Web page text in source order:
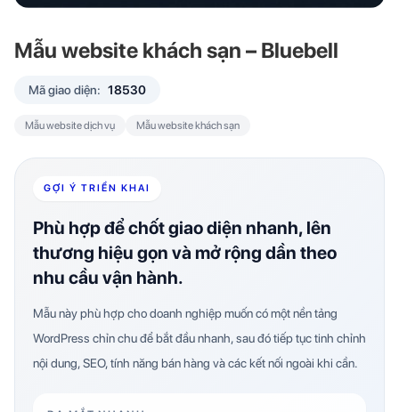
Mẫu website khách sạn – Bluebell
Mã giao diện: 18530
Mẫu website dịch vụ Mẫu website khách sạn
GỢI Ý TRIỂN KHAI
Phù hợp để chốt giao diện nhanh, lên
thương hiệu gọn và mở rộng dần theo
nhu cầu vận hành.
Mẫu này phù hợp cho doanh nghiệp muốn có một nền tảng
WordPress chỉn chu để bắt đầu nhanh, sau đó tiếp tục tinh chỉnh
nội dung, SEO, tính năng bán hàng và các kết nối ngoài khi cần.